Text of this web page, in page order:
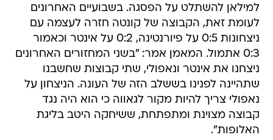
למילאן להשתלט על הפסגה. בשבועיים האחרונים
לעומת זאת, הקבוצה של קונטה חזרה לעצמה עם
ניצחונות 0:5 על פיורנטינה, 0:2 על אינטר וכאמור
0:3 אתמול. המאמן אמר: "בשני המחזורים האחרונים
ניצחנו את אינטר ונאפולי, שתי קבוצות שחשבנו
שתהיינה לפנינו בששלב הזה של העונה. הניצחון על
נאפולי צריך להיות מקור לגאווה כי הוא היה נגד
קבוצה מצוינת ומתפתחת, ששיחקה היטב בליגת
האלופות".